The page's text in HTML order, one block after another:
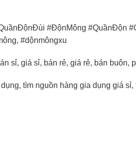
#ĐộnMông #QuầnĐộn
#dộnmôngxu
sỉ, giá sỉ, bán rẻ, giá rẻ, bán buôn,
tìm nguồn hàng gia dụng giá